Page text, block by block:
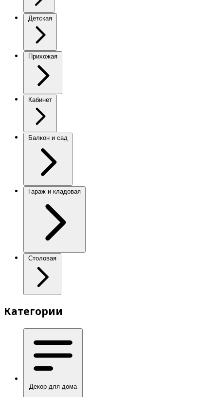
Детская
Прихожая
Кабинет
Балкон и сад
Гараж и кладовая
Столовая
Категории
Декор для дома